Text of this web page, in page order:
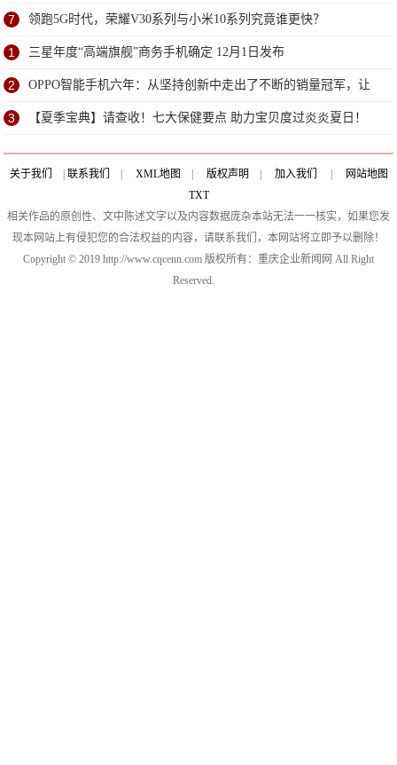
千多
7 领跑5G时代，荣耀V30系列与小米10系列究竟谁更快？
1 三星年度“高端旗舰”商务手机确定 12月1日发布
2 OPPO智能手机六年：从坚持创新中走出了不断的销量冠军，让
人惊讶
3 【夏季宝典】请查收！七大保健要点 助力宝贝度过炎炎夏日！
关于我们 联系我们 XML地图 版权声明 加入我们
网站地图
TXT
相关作品的原创性、文中陈述文字以及内容数据庞杂本站无法一一核实，如果您发
现本网站上有侵犯您的合法权益的内容，请联系我们，本网站将立即予以删除！
Copyright © 2019 http://www.cqcenn.com 版权所有：重庆企业新闻网 All Right
Reserved.